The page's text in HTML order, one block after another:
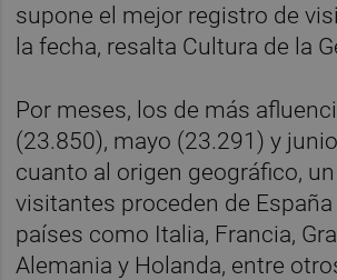
supone el mejor registro de
la fecha, resalta Cultura de la
Por meses, los de más
(23.850), mayo (23.291) y
cuanto al origen geográfico,
visitantes proceden de
países como Italia, Francia,
Alemania y Holanda, entre